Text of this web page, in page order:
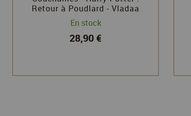
Retour à Poudlard - Vladaa
Chvatil - Iello
En stock
28,90 €